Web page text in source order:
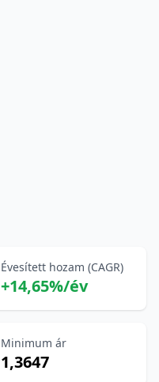
Évesített hozam (CAGR)
+14,65%/év
Minimum ár
1,3647